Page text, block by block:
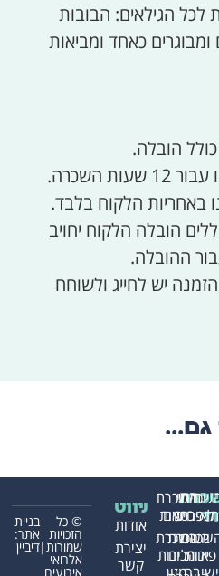
לכל הגילאים: הבובות
כאחד ומביאות
הובלה.
השכרה.
באחריות הלקוח בלבד.
הובלה הלקוח יחויב
ההובלה.
יש לחייג ולשוחח
גם...
ניווט
אודות
יצירת
קשר
פינות
בינוי
לאירועים
השכרת
אוהלים
השכרת
כסאות
השכרת
מכונות
© כל
הזכויות
שמורות|
אלרואי
אירועים
בניית
אתר:
דיביין